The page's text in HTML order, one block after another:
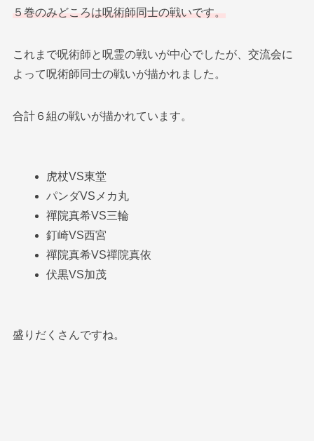
５巻のみどころは呪術師同士の戦いです。
これまで呪術師と呪霊の戦いが中心でしたが、交流会に
よって呪術師同士の戦いが描かれました。
合計６組の戦いが描かれています。
虎杖VS東堂
パンダVSメカ丸
禪院真希VS三輪
釘崎VS西宮
禪院真希VS禪院真依
伏黒VS加茂
盛りだくさんですね。